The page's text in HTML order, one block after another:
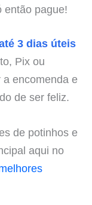
então pague!
3 dias úteis
Pix ou
a encomenda e
de ser feliz.
de potinhos e
aqui no